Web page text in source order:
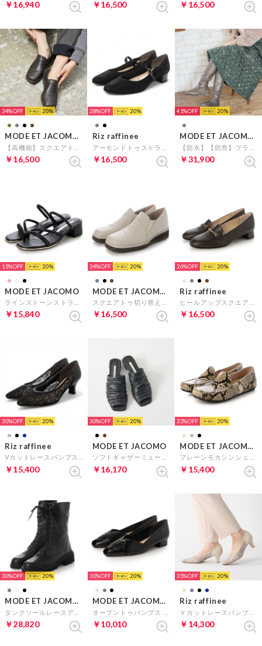
￥16,940 ￥16,500 ￥16,500
34% 20
MODE ET JACOMO D'ICI
￥16,500
28% 20
Riz raffinee
￥16,500
41% 20
MODE ET JACOMO D'ICI
￥31,900
15% 20
MODE ET JACOMO
￥15,840
34% 20
MODE ET JACOMO D'ICI
￥16,500
26% 20
Riz raffinee
￥16,500
30% 20
Riz raffinee
￥15,400
30% 20
MODE ET JACOMO
￥16,170
33% 20
MODE ET JACOMO D'ICI
￥15,400
30% 20
MODE ET JACOMO D'ICI
￥28,820
30% 20
MODE ET JACOMO carino
￥10,010
35% 20
Riz raffinee
￥14,300